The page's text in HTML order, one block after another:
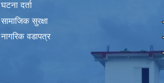
घटना दर्ता
सामाजिक सुरक्षा
नागरिक वडापत्र